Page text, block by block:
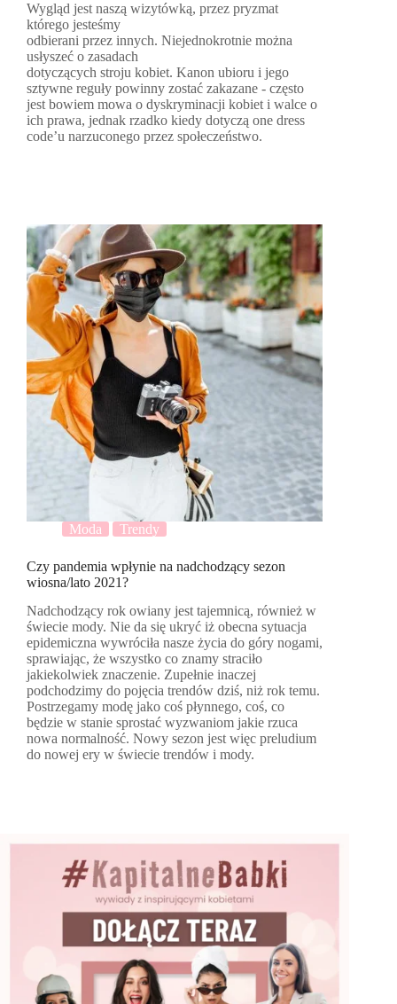
Wygląd jest naszą wizytówką, przez pryzmat
którego jesteśmy
odbierani przez innych. Niejednokrotnie można
usłyszeć o zasadach
dotyczących stroju kobiet. Kanon ubioru i jego
sztywne reguły powinny zostać zakazane - często
jest bowiem mowa o dyskryminacji kobiet i walce o
ich prawa, jednak rzadko kiedy dotyczą one dress
code’u narzuconego przez społeczeństwo.
Moda Trendy
Czy pandemia wpłynie na nadchodzący sezon
wiosna/lato 2021?
Nadchodzący rok owiany jest tajemnicą, również w
świecie mody. Nie da się ukryć iż obecna sytuacja
epidemiczna wywróciła nasze życia do góry nogami,
sprawiając, że wszystko co znamy straciło
jakiekolwiek znaczenie. Zupełnie inaczej
podchodzimy do pojęcia trendów dziś, niż rok temu.
Postrzegamy modę jako coś płynnego, coś, co
będzie w stanie sprostać wyzwaniom jakie rzuca
nowa normalność. Nowy sezon jest więc preludium
do nowej ery w świecie trendów i mody.